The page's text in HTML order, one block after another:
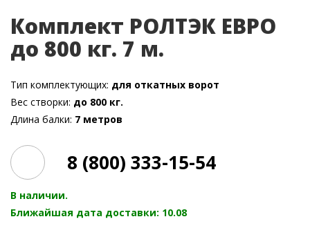
Комплект РОЛТЭК ЕВРО
до 800 кг. 7 м.
Тип комплектующих: для откатных ворот
Вес створки: до 800 кг.
Длина балки: 7 метров
8 (800) 333-15-54
В наличии.
Ближайшая дата доставки: 10.08